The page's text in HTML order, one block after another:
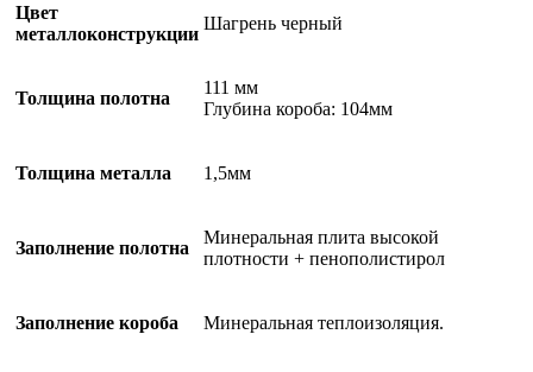
Цвет
металлоконструкции
Шагрень черный
Толщина полотна
111 мм
Глубина короба: 104мм
Толщина металла 1,5мм
Заполнение полотна
Минеральная плита высокой
плотности + пенополистирол
Заполнение короба Минеральная теплоизоляция.